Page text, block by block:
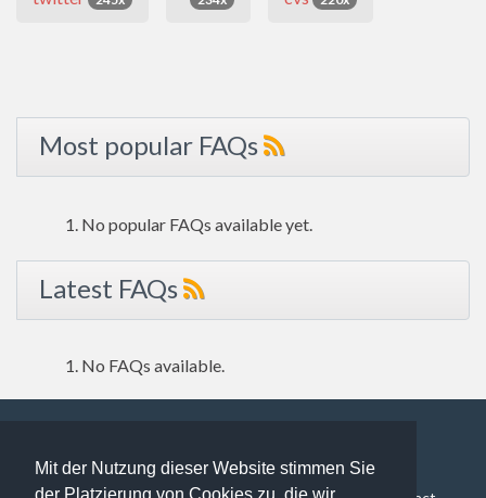
Mit der Nutzung dieser Website stimmen Sie
Most popular FAQs
No popular FAQs available yet.
Latest FAQs
No FAQs available.
102 users online | 102 Guests and 0 Registered